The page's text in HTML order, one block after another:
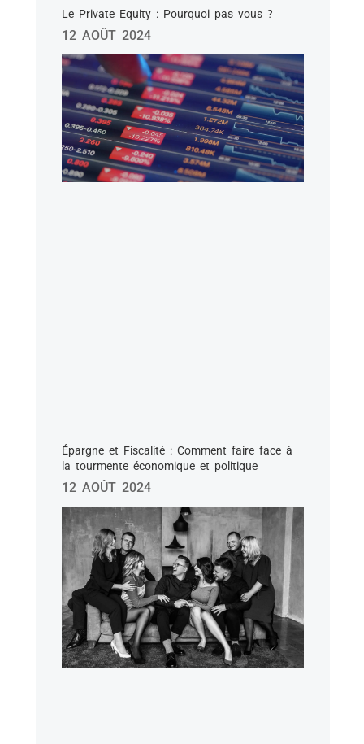
Le Private Equity : Pourquoi pas vous ?
12 AOÛT 2024
Épargne et Fiscalité : Comment faire face à
la tourmente économique et politique
12 AOÛT 2024